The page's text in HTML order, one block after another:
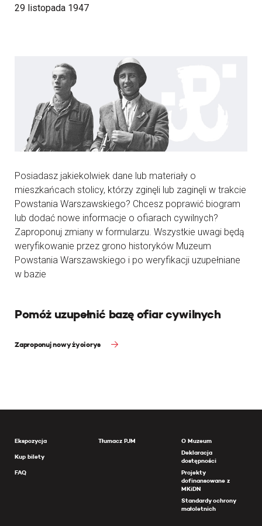
29 listopada 1947
Posiadasz jakiekolwiek dane lub materiały o
mieszkańcach stolicy, którzy zginęli lub zaginęli w trakcie
Powstania Warszawskiego? Chcesz poprawić biogram
lub dodać nowe informacje o ofiarach cywilnych?
Zaproponuj zmiany w formularzu. Wszystkie uwagi będą
weryfikowanie przez grono historyków Muzeum
Powstania Warszawskiego i po weryfikacji uzupełniane
w bazie
Pomóż uzupełnić bazę ofiar cywilnych
Zaproponuj nowy życiorys
Ekspozycja
Kup bilety
FAQ
Tłumacz PJM
O Muzeum
Deklaracja
dostępności
Projekty
dofinansowane z
MKiDN
Standardy ochrony
małoletnich